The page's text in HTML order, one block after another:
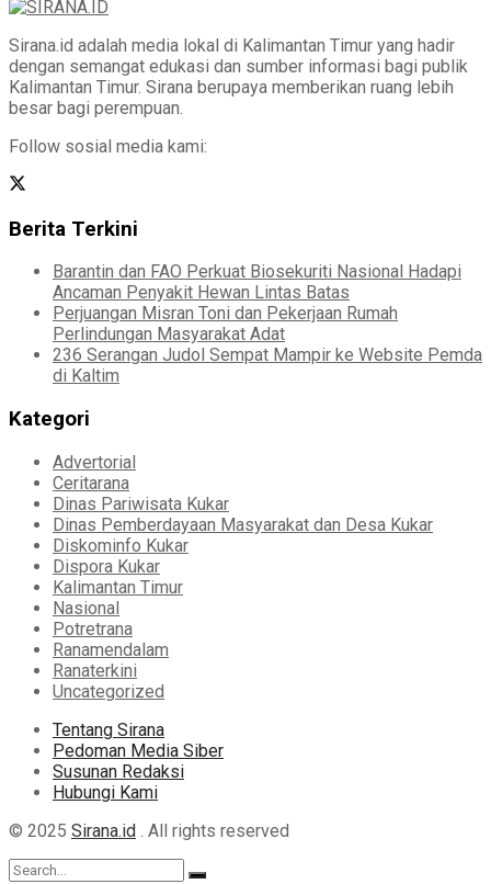
Sirana.id adalah media lokal di Kalimantan Timur yang hadir
dengan semangat edukasi dan sumber informasi bagi publik
Kalimantan Timur. Sirana berupaya memberikan ruang lebih
besar bagi perempuan.
Follow sosial media kami:
Berita Terkini
Barantin dan FAO Perkuat Biosekuriti Nasional Hadapi
Ancaman Penyakit Hewan Lintas Batas
Perjuangan Misran Toni dan Pekerjaan Rumah
Perlindungan Masyarakat Adat
236 Serangan Judol Sempat Mampir ke Website Pemda
di Kaltim
Kategori
Advertorial
Ceritarana
Dinas Pariwisata Kukar
Dinas Pemberdayaan Masyarakat dan Desa Kukar
Diskominfo Kukar
Dispora Kukar
Kalimantan Timur
Nasional
Potretrana
Ranamendalam
Ranaterkini
Uncategorized
Tentang Sirana
Pedoman Media Siber
Susunan Redaksi
Hubungi Kami
© 2025 Sirana.id . All rights reserved